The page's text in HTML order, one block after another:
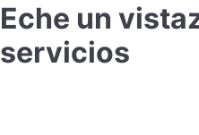
Eche un
servicios